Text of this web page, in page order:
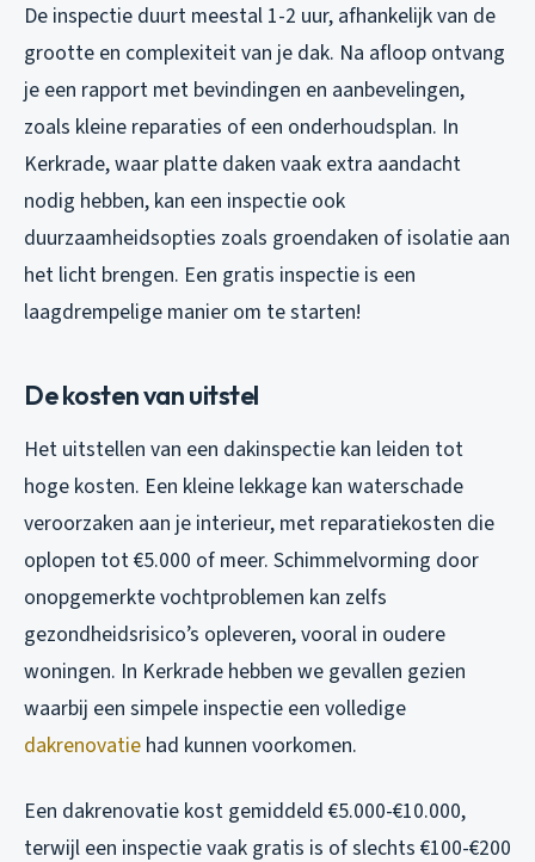
De inspectie duurt meestal 1-2 uur, afhankelijk van de
grootte en complexiteit van je dak. Na afloop ontvang
je een rapport met bevindingen en aanbevelingen,
zoals kleine reparaties of een onderhoudsplan. In
Kerkrade, waar platte daken vaak extra aandacht
nodig hebben, kan een inspectie ook
duurzaamheidsopties zoals groendaken of isolatie aan
het licht brengen. Een gratis inspectie is een
laagdrempelige manier om te starten!
De kosten van uitstel
Het uitstellen van een dakinspectie kan leiden tot
hoge kosten. Een kleine lekkage kan waterschade
veroorzaken aan je interieur, met reparatiekosten die
oplopen tot €5.000 of meer. Schimmelvorming door
onopgemerkte vochtproblemen kan zelfs
gezondheidsrisico’s opleveren, vooral in oudere
woningen. In Kerkrade hebben we gevallen gezien
waarbij een simpele inspectie een volledige
dakrenovatie had kunnen voorkomen.
Een dakrenovatie kost gemiddeld €5.000-€10.000,
terwijl een inspectie vaak gratis is of slechts €100-€200